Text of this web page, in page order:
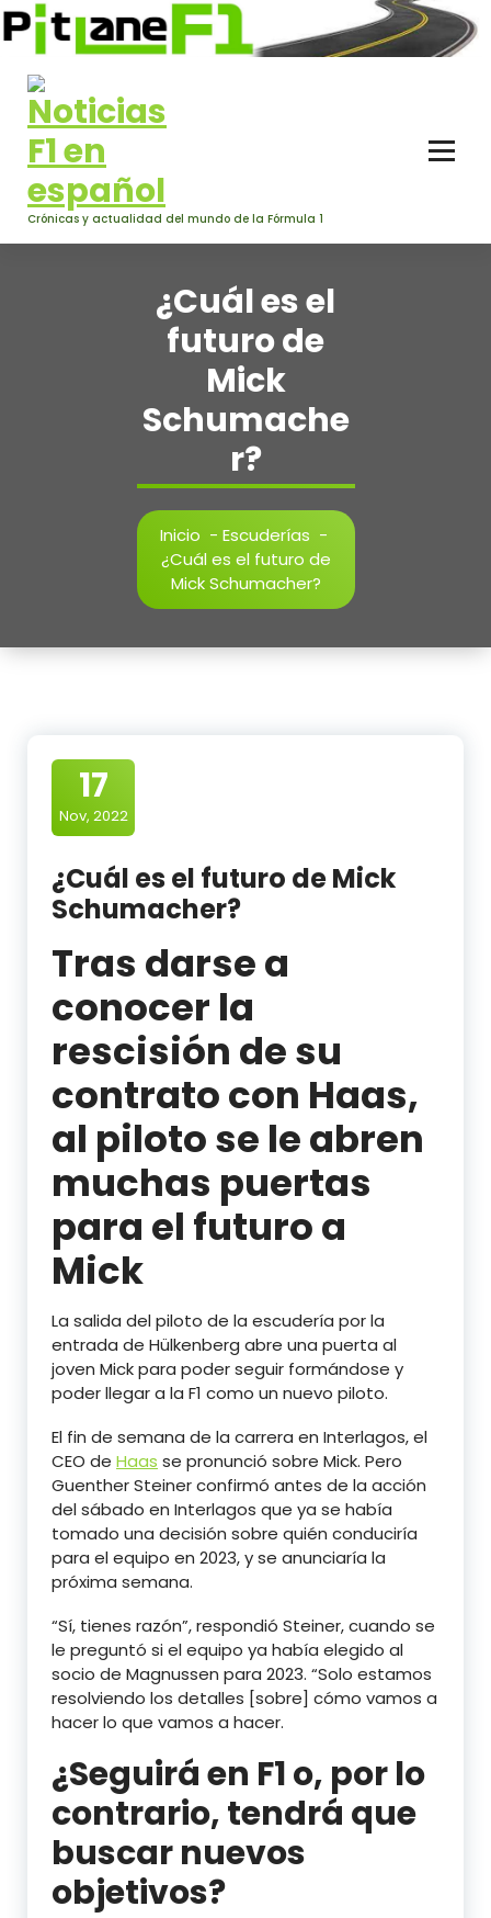
Saltar
al
contenido
Crónicas y actualidad del mundo de la Fórmula 1
¿Cuál es el
futuro de
Mick
Schumache
r?
Inicio - Escuderías -
¿Cuál es el futuro de
Mick Schumacher?
17
Nov, 2022
¿Cuál es el futuro de Mick
Schumacher?
Tras darse a
conocer la
rescisión de su
contrato con Haas,
al piloto se le abren
muchas puertas
para el futuro a
Mick
La salida del piloto de la escudería por la
entrada de Hülkenberg abre una puerta al
joven Mick para poder seguir formándose y
poder llegar a la F1 como un nuevo piloto.
El fin de semana de la carrera en Interlagos, el
CEO de Haas se pronunció sobre Mick. Pero
Guenther Steiner confirmó antes de la acción
del sábado en Interlagos que ya se había
tomado una decisión sobre quién conduciría
para el equipo en 2023, y se anunciaría la
próxima semana.
“Sí, tienes razón”, respondió Steiner, cuando se
le preguntó si el equipo ya había elegido al
socio de Magnussen para 2023. “Solo estamos
resolviendo los detalles [sobre] cómo vamos a
hacer lo que vamos a hacer.
¿Seguirá en F1 o, por lo
contrario, tendrá que
buscar nuevos
objetivos?